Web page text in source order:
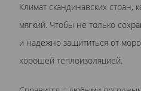
Климат скандинавских стран,
мягкий. Чтобы не только
и надежно защититься от
хорошей теплоизоляцией.